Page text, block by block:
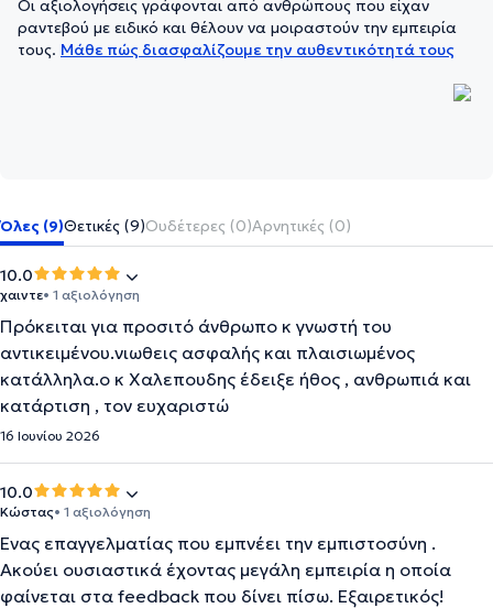
Οι αξιολογήσεις γράφονται από ανθρώπους που είχαν
ραντεβού με ειδικό και θέλουν να μοιραστούν την εμπειρία
τους. Μάθε πώς διασφαλίζουμε την αυθεντικότητά τους
Όλες (9)Θετικές (9)Ουδέτερες (0)Αρνητικές (0)
10.0
χαιντε• 1 αξιολόγηση
Πρόκειται για προσιτό άνθρωπο κ γνωστή του
αντικειμένου.νιωθεις ασφαλής και πλαισιωμένος
κατάλληλα.ο κ Χαλεπουδης έδειξε ήθος , ανθρωπιά και
κατάρτιση , τον ευχαριστώ
16 Ιουνίου 2026
10.0
Κώστας• 1 αξιολόγηση
Ενας επαγγελματίας που εμπνέει την εμπιστοσύνη .
Ακούει ουσιαστικά έχοντας μεγάλη εμπειρία η οποία
φαίνεται στα feedback που δίνει πίσω. Εξαιρετικός!